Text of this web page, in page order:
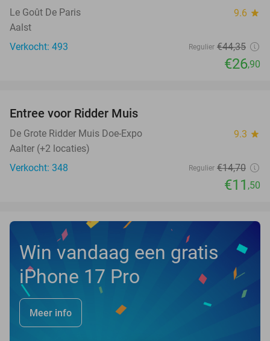
Le Goût De Paris 9.6 star
Aalst
Verkocht: 493
Regulier €44,35
€26,90
TODAY
Entree voor Ridder Muis
De Grote Ridder Muis Doe-Expo 9.3 star
Aalter (+2 locaties)
Verkocht: 348
Regulier €14,70
€11 ,50
Win vandaag een gratis
iPhone 17 Pro
Meer info